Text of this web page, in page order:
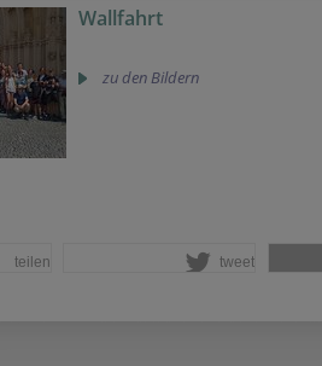
Wallfahrt
zu den Bildern
teilen tweet